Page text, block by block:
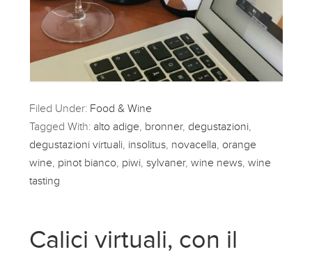
Filed Under: Food & Wine
Tagged With: alto adige bronner, degustazioni
degustazioni virtuali insolitus novacella orange
wine pinot bianco piwi ,sylvaner,wine news ,wine
tasting
Calici virtuali, con il